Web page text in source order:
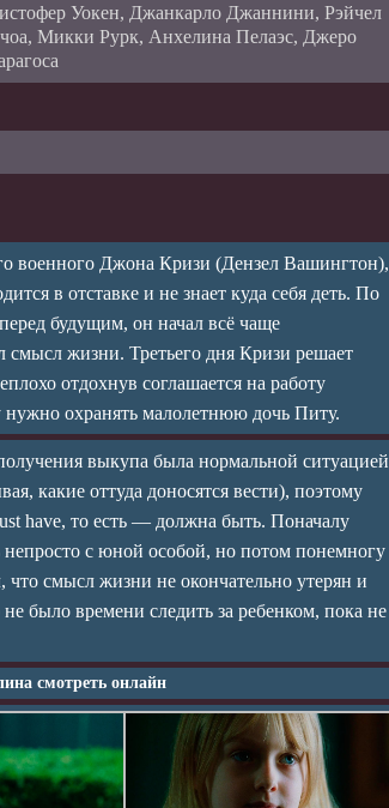
Уокен, Джанкарло Джаннини, Рэйчел
Микки Рурк, Анхелина Пелаэс, Джеро
военного Джона Кризи (Дензел Вашингтон),
в отставке и не знает куда себя деть. По
будущим, он начал всё чаще
смысл жизни. Третьего дня Кризи решает
отдохнув соглашается на работу
нужно охранять малолетнюю дочь Питу.
выкупа была нормальной ситуацией
какие оттуда доносятся вести), поэтому
have, то есть — должна быть. Поначалу
с юной особой, но потом понемногу
что смысл жизни не окончательно утерян и
не было времени следить за ребенком, пока не
смотреть онлайн